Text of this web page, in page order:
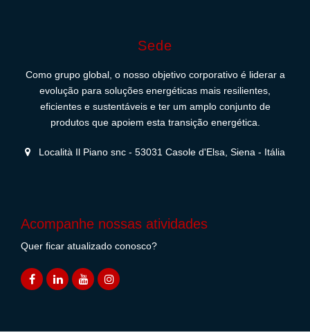
Sede
Como grupo global, o nosso objetivo corporativo é liderar a
evolução para soluções energéticas mais resilientes,
eficientes e sustentáveis e ter um amplo conjunto de
produtos que apoiem esta transição energética.
Località Il Piano snc - 53031 Casole d'Elsa, Siena - Itália
Acompanhe nossas atividades
Quer ficar atualizado conosco?